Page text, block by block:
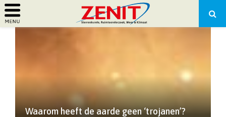
PRIMARY
Waarom heeft de aarde geen ‘trojanen’?